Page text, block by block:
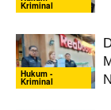
Kriminal
Hukum -
Kriminal